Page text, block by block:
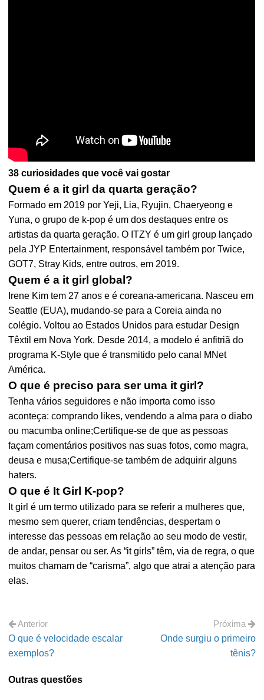
38 curiosidades que você vai gostar
Quem é a it girl da quarta geração?
Formado em 2019 por Yeji, Lia, Ryujin, Chaeryeong e
Yuna, o grupo de k-pop é um dos destaques entre os
artistas da quarta geração. O ITZY é um girl group lançado
pela JYP Entertainment, responsável também por Twice,
GOT7, Stray Kids, entre outros, em 2019.
Quem é a it girl global?
Irene Kim tem 27 anos e é coreana-americana. Nasceu em
Seattle (EUA), mudando-se para a Coreia ainda no
colégio. Voltou ao Estados Unidos para estudar Design
Têxtil em Nova York. Desde 2014, a modelo é anfitriã do
programa K-Style que é transmitido pelo canal MNet
América.
O que é preciso para ser uma it girl?
Tenha vários seguidores e não importa como isso
aconteça: comprando likes, vendendo a alma para o diabo
ou macumba online;Certifique-se de que as pessoas
façam comentários positivos nas suas fotos, como magra,
deusa e musa;Certifique-se também de adquirir alguns
haters.
O que é It Girl K-pop?
It girl é um termo utilizado para se referir a mulheres que,
mesmo sem querer, criam tendências, despertam o
interesse das pessoas em relação ao seu modo de vestir,
de andar, pensar ou ser. As “it girls” têm, via de regra, o que
muitos chamam de “carisma”, algo que atrai a atenção para
elas.
Anterior
O que é velocidade escalar
exemplos?
Próxima
Onde surgiu o primeiro
tênis?
Outras questões